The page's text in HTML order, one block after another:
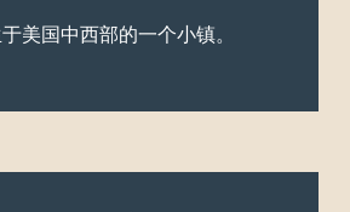
美国中西部的一个小镇。